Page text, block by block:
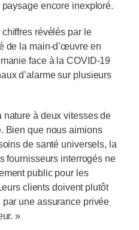
encore inexploré.
révélés par le
de la main-d’œuvre en
face à la COVID-19
d’alarme sur plusieurs
à deux vitesses de
Bien que nous aimions
de santé universels, la
fournisseurs interrogés ne
public pour les
clients doivent plutôt
une assurance privée
»